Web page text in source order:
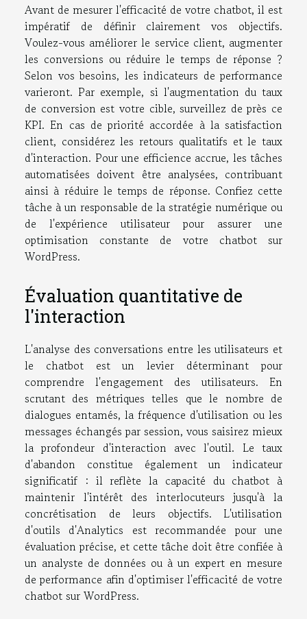
Avant de mesurer l'efficacité de votre chatbot, il est
impératif de définir clairement vos objectifs.
Voulez-vous améliorer le service client, augmenter
les conversions ou réduire le temps de réponse ?
Selon vos besoins, les indicateurs de performance
varieront. Par exemple, si l'augmentation du taux
de conversion est votre cible, surveillez de près ce
KPI. En cas de priorité accordée à la satisfaction
client, considérez les retours qualitatifs et le taux
d'interaction. Pour une efficience accrue, les tâches
automatisées doivent être analysées, contribuant
ainsi à réduire le temps de réponse. Confiez cette
tâche à un responsable de la stratégie numérique ou
de l'expérience utilisateur pour assurer une
optimisation constante de votre chatbot sur
WordPress.
Évaluation quantitative de
l'interaction
L'analyse des conversations entre les utilisateurs et
le chatbot est un levier déterminant pour
comprendre l'engagement des utilisateurs. En
scrutant des métriques telles que le nombre de
dialogues entamés, la fréquence d'utilisation ou les
messages échangés par session, vous saisirez mieux
la profondeur d'interaction avec l'outil. Le taux
d'abandon constitue également un indicateur
significatif : il reflète la capacité du chatbot à
maintenir l'intérêt des interlocuteurs jusqu'à la
concrétisation de leurs objectifs. L'utilisation
d'outils d'Analytics est recommandée pour une
évaluation précise, et cette tâche doit être confiée à
un analyste de données ou à un expert en mesure
de performance afin d'optimiser l'efficacité de votre
chatbot sur WordPress.